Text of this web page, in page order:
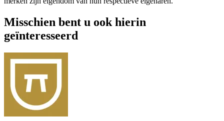
Misschien bent u ook hierin
geïnteresseerd